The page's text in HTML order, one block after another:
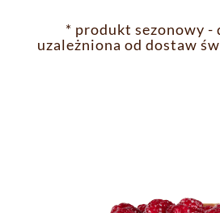
* produkt sezonowy -
uzależniona od dostaw